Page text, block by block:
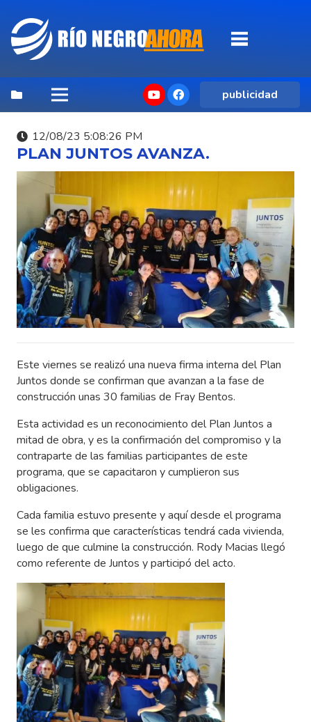
publicidad
12/08/23 5:08:26 PM
PLAN JUNTOS AVANZA.
Este viernes se realizó una nueva firma interna del Plan
Juntos donde se confirman que avanzan a la fase de
construcción unas 30 familias de Fray Bentos.
Esta actividad es un reconocimiento del Plan Juntos a
mitad de obra, y es la confirmación del compromiso y la
contraparte de las familias participantes de este
programa, que se capacitaron y cumplieron sus
obligaciones.
Cada familia estuvo presente y aquí desde el programa
se les confirma que características tendrá cada vivienda,
luego de que culmine la construcción. Rody Macias llegó
como referente de Juntos y participó del acto.